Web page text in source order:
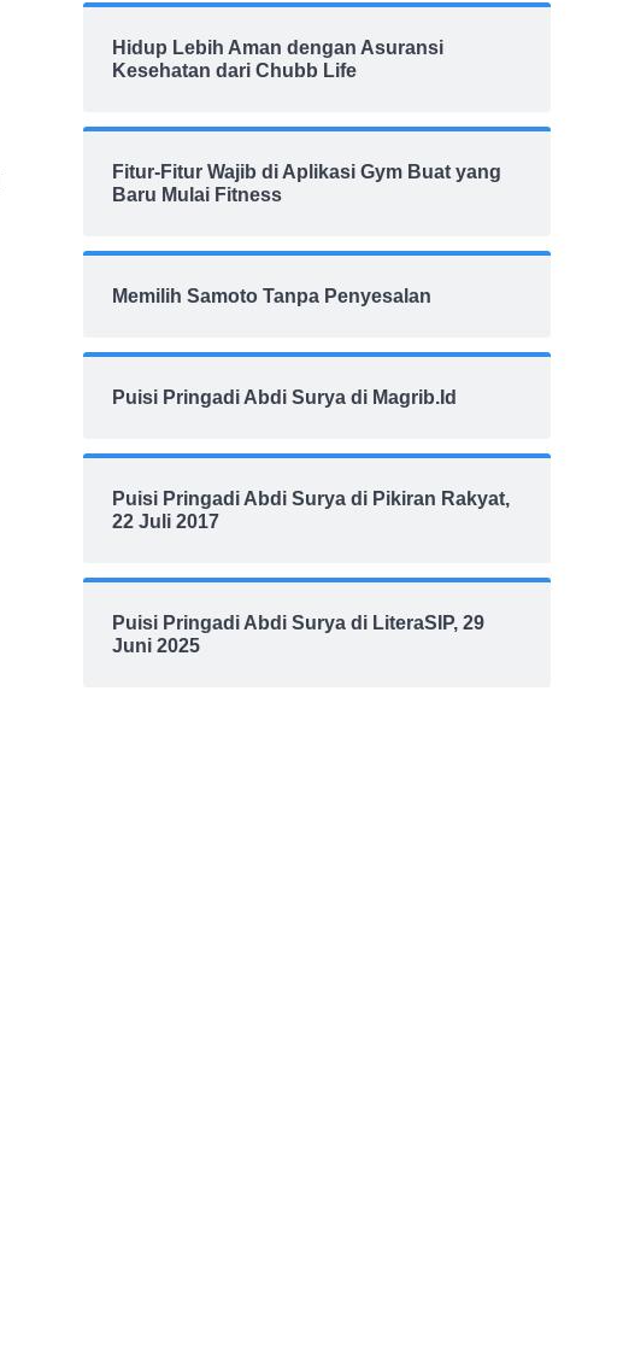
Hidup Lebih Aman dengan Asuransi
Kesehatan dari Chubb Life
Fitur-Fitur Wajib di Aplikasi Gym Buat yang
Baru Mulai Fitness
Memilih Samoto Tanpa Penyesalan
Puisi Pringadi Abdi Surya di Magrib.Id
Puisi Pringadi Abdi Surya di Pikiran Rakyat,
22 Juli 2017
Puisi Pringadi Abdi Surya di LiteraSIP, 29
Juni 2025